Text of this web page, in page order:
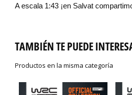
A escala 1:43 ¡en Salvat
TAMBIÉN TE PUEDE
Productos en la misma categoría